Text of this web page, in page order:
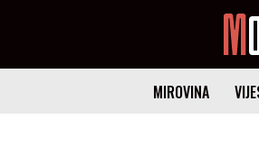
MIROVINA